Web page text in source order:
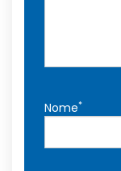
Nome*